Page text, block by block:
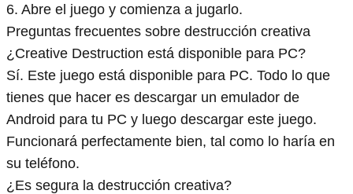
6. Abre el juego y comienza a jugarlo.
Preguntas frecuentes sobre destrucción creativa
¿Creative Destruction está disponible para PC?
Sí. Este juego está disponible para PC. Todo lo que
tienes que hacer es descargar un emulador de
Android para tu PC y luego descargar este juego.
Funcionará perfectamente bien, tal como lo haría en
su teléfono.
¿Es segura la destrucción creativa?